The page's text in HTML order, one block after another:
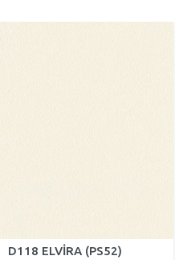
D118 ELVİRA (PS52)